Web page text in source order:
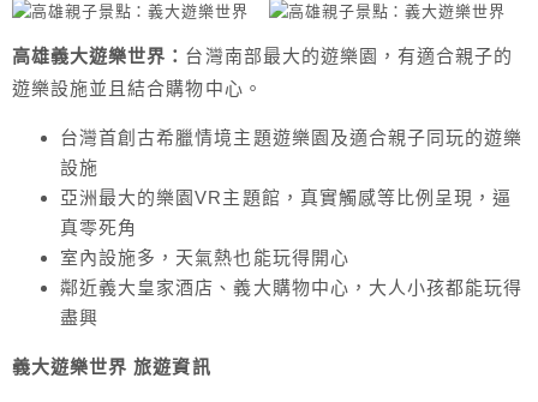
高雄義大遊樂世界： 台灣南部最大的遊樂園，有適合親子的
遊樂設施並且結合購物中心。
台灣首創古希臘情境主題遊樂園及適合親子同玩的遊樂
設施
亞洲最大的樂園VR主題館，真實觸感等比例呈現，逼
真零死角
室內設施多，天氣熱也能玩得開心
鄰近義大皇家酒店、義大購物中心，大人小孩都能玩得
盡興
義大遊樂世界 旅遊資訊